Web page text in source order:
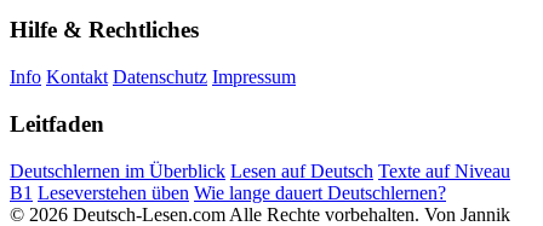
Hilfe & Rechtliches
Info Kontakt Datenschutz Impressum
Leitfaden
Deutschlernen im Überblick Lesen auf Deutsch Texte auf Niveau
B1 Leseverstehen üben Wie lange dauert Deutschlernen?
© 2026 Deutsch-Lesen.com Alle Rechte vorbehalten. Von Jannik